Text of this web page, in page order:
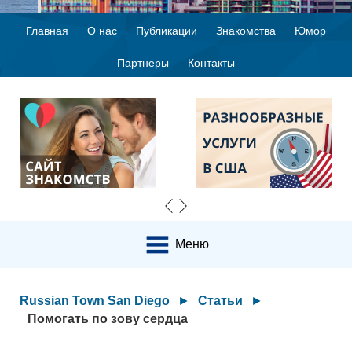
Главная О нас Публикации Знакомства Юмор
Партнеры Контакты
Меню
Russian Town San Diego ► Статьи
►
Помогать по зову сердца